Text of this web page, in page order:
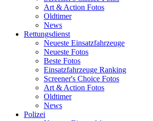
Art & Action Fotos
Oldtimer
News
Rettungsdienst
Neueste Einsatzfahrzeuge
Neueste Fotos
Beste Fotos
Einsatzfahrzeuge Ranking
Screener's Choice Fotos
Art & Action Fotos
Oldtimer
News
Polizei